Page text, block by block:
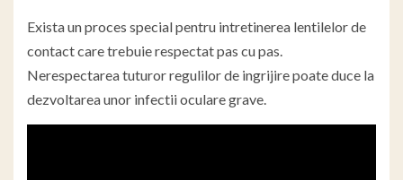
Exista un proces special pentru intretinerea lentilelor de
contact care trebuie respectat pas cu pas.
Nerespectarea tuturor regulilor de ingrijire poate duce la
dezvoltarea unor infectii oculare grave.